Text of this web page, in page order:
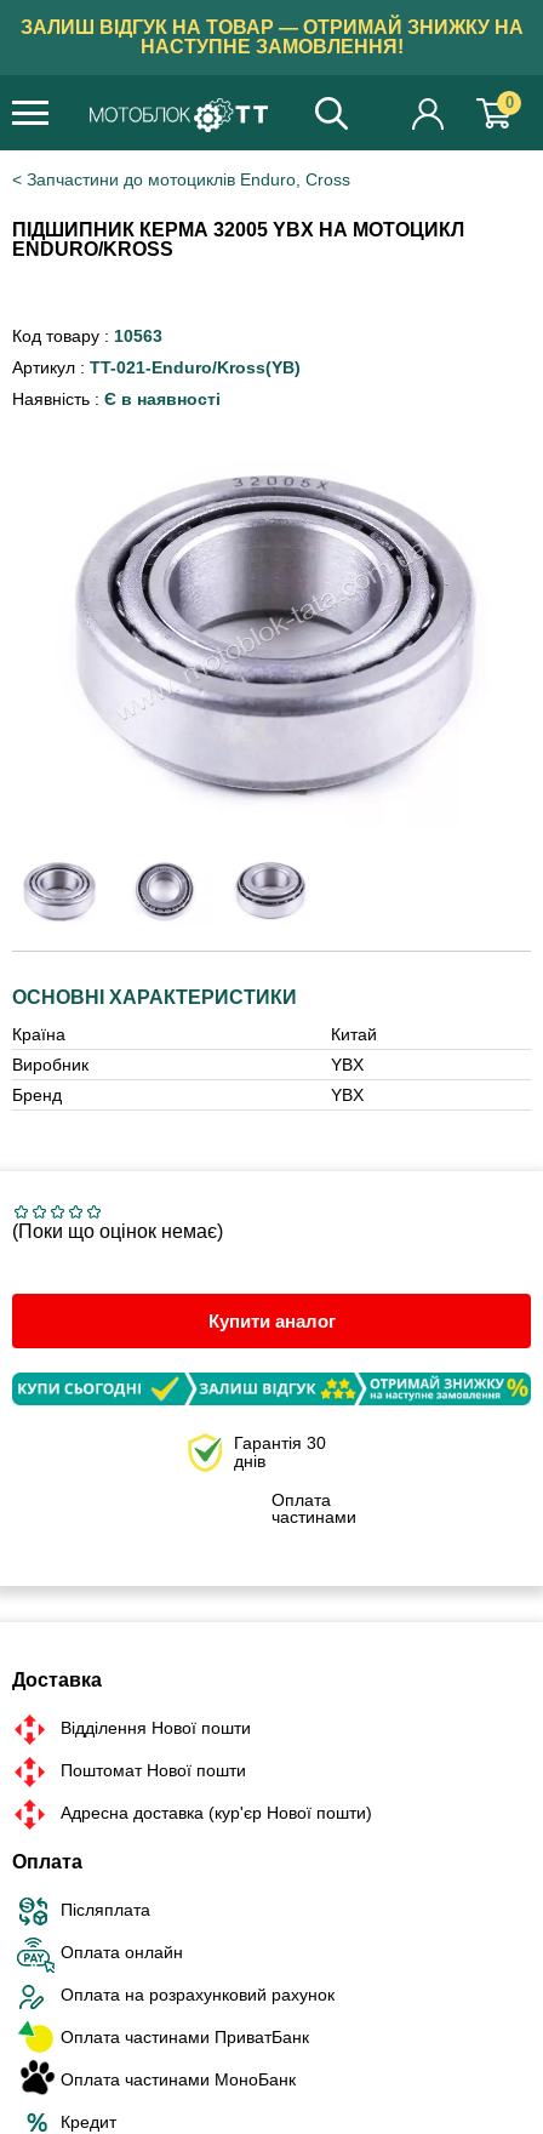
ЗАЛИШ ВІДГУК НА ТОВАР — ОТРИМАЙ ЗНИЖКУ НА
НАСТУПНЕ ЗАМОВЛЕННЯ!
0
Запчастини до мотоциклів Enduro, Cross
ПІДШИПНИК КЕРМА 32005 YBX НА МОТОЦИКЛ
ENDURO/KROSS
Код товару : 10563
Артикул : TT-021-Enduro/Kross(YB)
Наявність : Є в наявності
ОСНОВНІ ХАРАКТЕРИСТИКИ
Країна
Китай
Виробник
YBX
Бренд
YBX
(Поки що оцінок немає)
Купити аналог
Гарантія 30
днів
Оплата
частинами
Доставка
Відділення Нової пошти
Поштомат Нової пошти
Адресна доставка (кур'єр Нової пошти)
Оплата
Післяплата
Оплата онлайн
Оплата на розрахунковий рахунок
Оплата частинами ПриватБанк
Оплата частинами МоноБанк
Кредит